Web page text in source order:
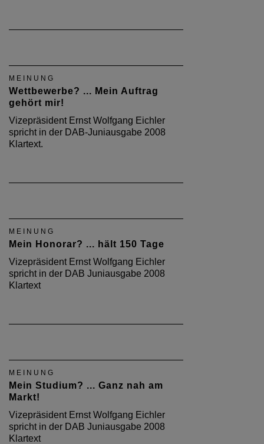
MEINUNG
Wettbewerbe? ... Mein Auftrag
gehört mir!
Vizepräsident Ernst Wolfgang Eichler
spricht in der DAB-Juniausgabe 2008
Klartext.
MEINUNG
Mein Honorar? ... hält 150 Tage
Vizepräsident Ernst Wolfgang Eichler
spricht in der DAB Juniausgabe 2008
Klartext
MEINUNG
Mein Studium? ... Ganz nah am
Markt!
Vizepräsident Ernst Wolfgang Eichler
spricht in der DAB Juniausgabe 2008
Klartext